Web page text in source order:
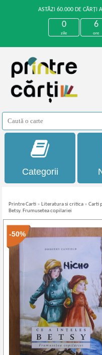
ASTĂZI 60.000 DE CĂRȚI
0
zile
6
ore
Categorii
Printre Carti » Literatura si critica »Carti
Betsy. Frumusetea copilariei
-50%